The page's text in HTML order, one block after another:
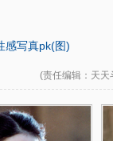
感写真pk(图)
(责任编辑 ：天